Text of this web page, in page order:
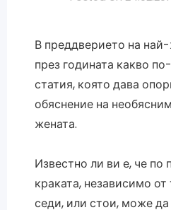
В преддверието на
през годината какво
статия, която дава
обяснение на
жената.
Известно ли ви е, че по
краката, независимо
седи, или стои, може да